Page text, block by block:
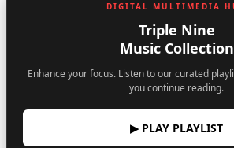
DIGITAL MULTIMEDIA
Triple Nine
Music Collection
Enhance your focus. Listen to our curated
you continue reading.
▶ PLAY PLAYLIST